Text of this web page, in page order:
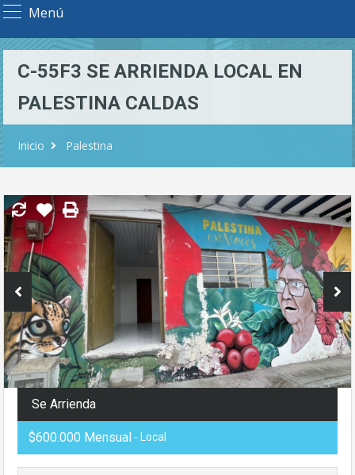
Menú
C-55F3 SE ARRIENDA LOCAL EN
PALESTINA CALDAS
Inicio Palestina
Se Arrienda
$600.000 Mensual - Local